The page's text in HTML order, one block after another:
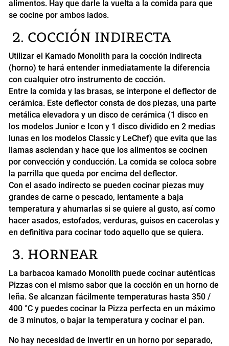
alimentos. Hay que darle la vuelta a la comida para que
se cocine por ambos lados.
2. COCCIÓN INDIRECTA
Utilizar el Kamado Monolith para la cocción indirecta
(horno) te hará entender inmediatamente la diferencia
con cualquier otro instrumento de cocción.
Entre la comida y las brasas, se interpone el deflector de
cerámica. Este deflector consta de dos piezas, una parte
metálica elevadora y un disco de cerámica (1 disco en
los modelos Junior e Icon y 1 disco dividido en 2 medias
lunas en los modelos Classic y LeChef) que evita que las
llamas asciendan y hace que los alimentos se cocinen
por convección y conducción. La comida se coloca sobre
la parrilla que queda por encima del deflector.
Con el asado indirecto se pueden cocinar piezas muy
grandes de carne o pescado, lentamente a baja
temperatura y ahumarlas si se quiere al gusto, así como
hacer asados, estofados, verduras, guisos en cacerolas y
en definitiva para cocinar todo aquello que se quiera.
3. HORNEAR
La barbacoa kamado Monolith puede cocinar auténticas
Pizzas con el mismo sabor que la cocción en un horno de
leña. Se alcanzan fácilmente temperaturas hasta 350 /
400 °C y puedes cocinar la Pizza perfecta en un máximo
de 3 minutos, o bajar la temperatura y cocinar el pan.
No hay necesidad de invertir en un horno por separado,